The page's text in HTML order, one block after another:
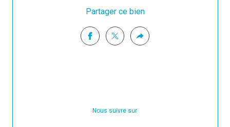
Partager ce bien
Nous suivre sur